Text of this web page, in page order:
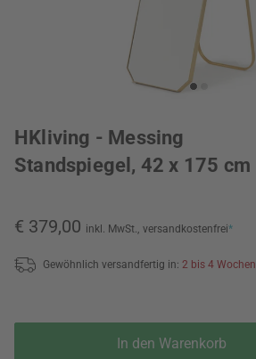
HKliving - Messing
Standspiegel, 42 x 175 cm
€ 379,00 inkl. MwSt., versandkostenfrei*
Gewöhnlich versandfertig in: 2 bis 4 Wochen
In den Warenkorb